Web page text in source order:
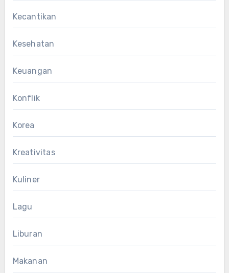
Kecantikan
Kesehatan
Keuangan
Konflik
Korea
Kreativitas
Kuliner
Lagu
Liburan
Makanan